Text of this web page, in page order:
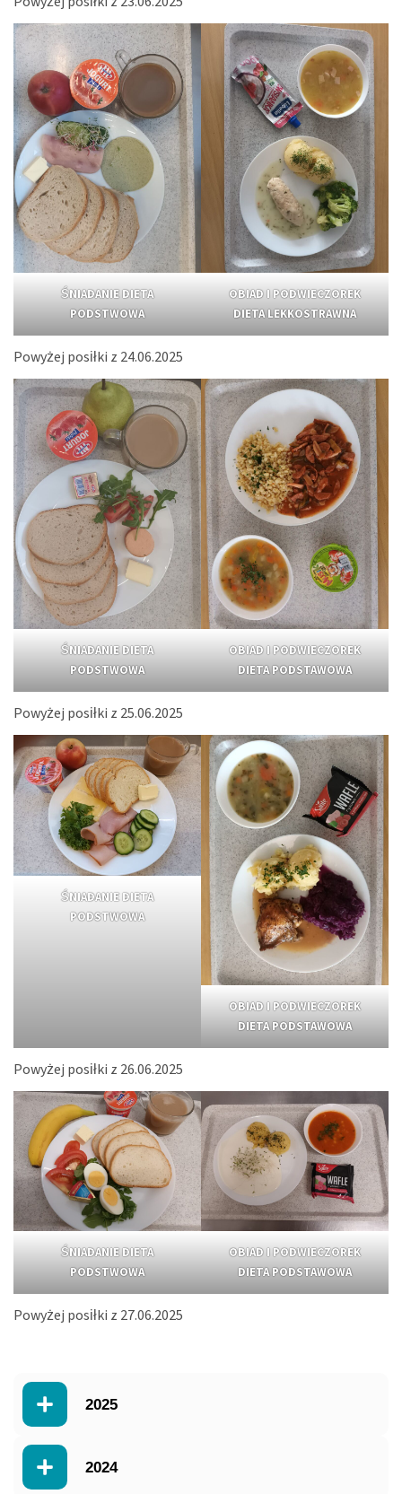
ŚNIADANIE DIETA
PODSTWOWA
OBIAD I PODWIECZOREK
DIETA LEKKOSTRAWNA
Powyżej posiłki z 24.06.2025
ŚNIADANIE DIETA
PODSTWOWA
OBIAD I PODWIECZOREK
DIETA PODSTAWOWA
Powyżej posiłki z 25.06.2025
ŚNIADANIE DIETA
PODSTWOWA
OBIAD I PODWIECZOREK
DIETA PODSTAWOWA
Powyżej posiłki z 26.06.2025
ŚNIADANIE DIETA
PODSTWOWA
OBIAD I PODWIECZOREK
DIETA PODSTAWOWA
Powyżej posiłki z 27.06.2025
2025
2024